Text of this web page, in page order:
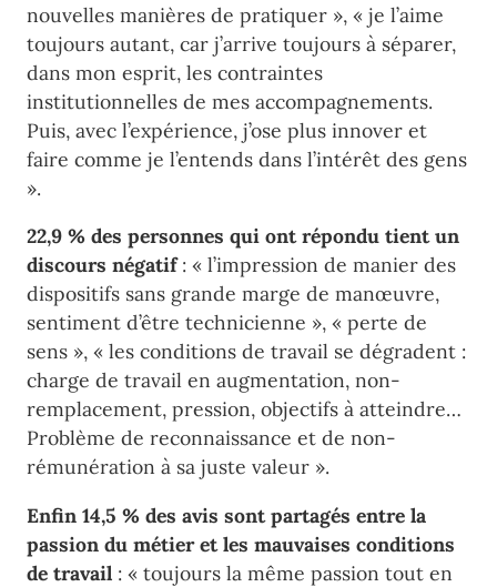
nouvelles manières de pratiquer », « je l’aime
toujours autant, car j’arrive toujours à séparer,
dans mon esprit, les contraintes
institutionnelles de mes accompagnements.
Puis, avec l’expérience, j’ose plus innover et
faire comme je l’entends dans l’intérêt des gens
».
22,9 % des personnes qui ont répondu tient un
discours négatif: « l’impression de manier des
dispositifs sans grande marge de manœuvre,
sentiment d’être technicienne », « perte de
sens », « les conditions de travail se dégradent :
charge de travail en augmentation, non-
remplacement, pression, objectifs à atteindre…
Problème de reconnaissance et de non-
rémunération à sa juste valeur ».
Enfin 14,5 % des avis sont partagés entre la
passion du métier et les mauvaises conditions
de travail : « toujours la même passion tout en